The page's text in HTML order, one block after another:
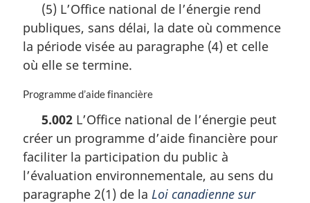
e
m
r
i
l
e
:
(5) L’Office national de l’énergie rend
publiques, sans délai, la date où commence
la période visée au paragraphe (4) et celle
où elle se termine.
N
e
m
r
g
Programme d’aide financière
5.002 L’Office national de l’énergie peut
créer un programme d’aide financière pour
faciliter la participation du public à
l’évaluation environnementale, au sens du
paragraphe 2(1) de la Loi canadienne sur